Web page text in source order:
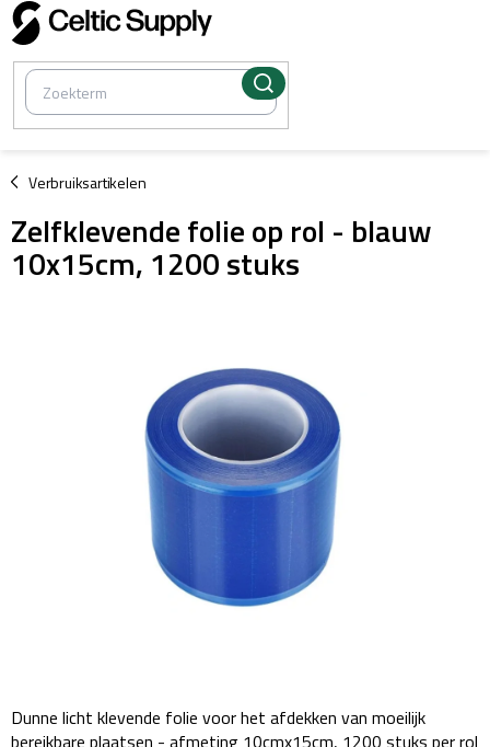
Overslaan
naar
inhoud
Verbruiksartikelen
/
Zelfklevende folie op rol - blauw
10x15cm, 1200 stuks
Dunne licht klevende folie voor het afdekken van moeilijk
bereikbare plaatsen - afmeting 10cmx15cm, 1200 stuks per rol